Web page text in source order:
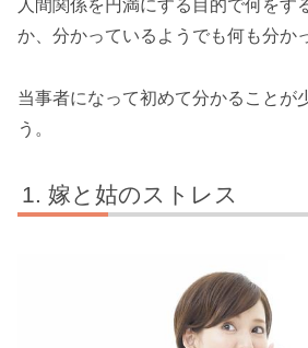
人間関係を円満にする目的で何をす
か、分かっているようでも何も分か
当事者になって初めて分かることが
う。
嫁と姑のストレス